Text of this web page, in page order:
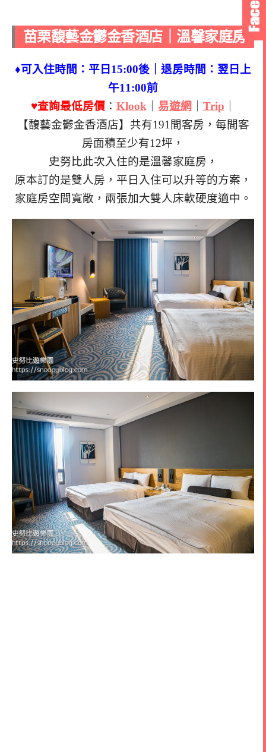
苗栗馥藝金鬱金香酒店｜溫馨家庭房
♦可入住時間：平日15:00後｜退房時間：翌日上
午11:00前
♥查詢最低房價 ： Klook 易遊網 Trip
【馥藝金鬱金香酒店】共有191間客房，每間客
房面積至少有12坪，
史努比此次入住的是溫馨家庭房，
原本訂的是雙人房，平日入住可以升等的方案，
家庭房空間寬敞，兩張加大雙人床軟硬度適中。